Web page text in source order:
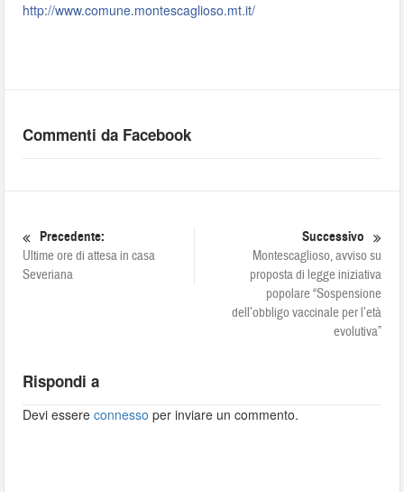
http://www.comune.montescaglioso.mt.it/
Commenti da Facebook
Precedente:
Ultime ore di attesa in casa
Severiana
Successivo
Montescaglioso, avviso su
proposta di legge iniziativa
popolare “Sospensione
dell’obbligo vaccinale per l’età
evolutiva”
Rispondi a
Devi essereconnesso per inviare un commento.